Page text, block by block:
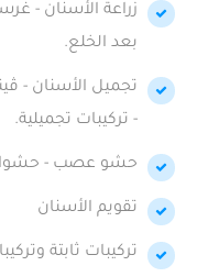
زراعة الأسنان -
بعد الخلع.
تجميل الأسنان -
- تركيبات تجميلية.
حشو عصب -
تقويم الأسنان
تركيبات ثابتة